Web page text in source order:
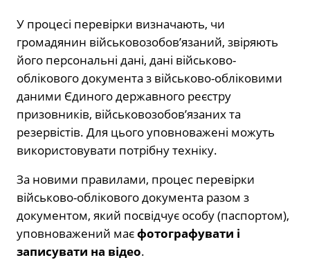
У процесі перевірки визначають, чи
громадянин військовозобов’язаний, звіряють
його персональні дані, дані військово-
облікового документа з військово-обліковими
даними Єдиного державного реєстру
призовників, військовозобов’язаних та
резервістів. Для цього уповноважені можуть
використовувати потрібну техніку.
За новими правилами, процес перевірки
військово-облікового документа разом з
документом, який посвідчує особу (паспортом),
уповноважений маєфотографувати і
записувати на відео.